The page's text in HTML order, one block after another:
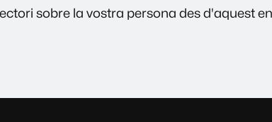
sobre la vostra persona des d'aquest